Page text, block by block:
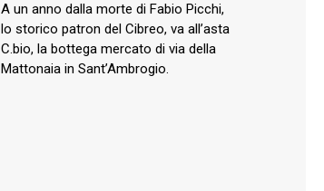
A un anno dalla morte di Fabio Picchi,
lo storico patron del Cibreo, va all’asta
C.bio, la bottega mercato di via della
Mattonaia in Sant’Ambrogio.